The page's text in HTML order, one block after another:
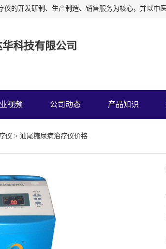
科技有限公司
视频 公司动态 产品知识
仪 > 汕尾糖尿病治疗仪价格